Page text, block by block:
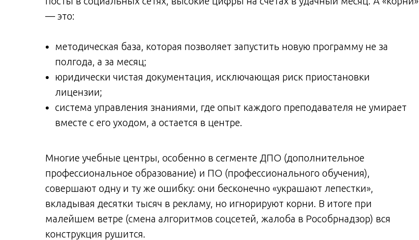
— это:
методическая база, которая позволяет запустить новую программу не за
полгода, а за месяц;
юридически чистая документация, исключающая риск приостановки
лицензии;
система управления знаниями, где опыт каждого преподавателя не умирает
вместе с его уходом, а остается в центре.
Многие учебные центры, особенно в сегменте ДПО (дополнительное
профессиональное образование) и ПО (профессионального обучения),
совершают одну и ту же ошибку: они бесконечно «украшают лепестки»,
вкладывая десятки тысяч в рекламу, но игнорируют корни. В итоге при
малейшем ветре (смена алгоритмов соцсетей, жалоба в Рособрнадзор) вся
конструкция рушится.